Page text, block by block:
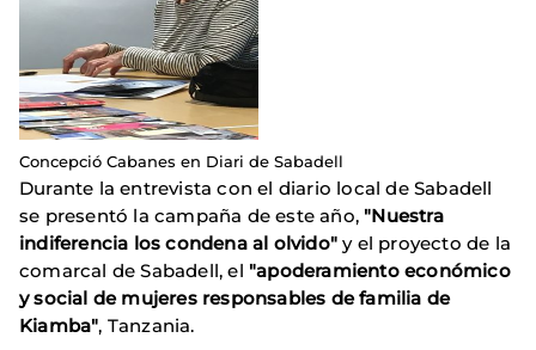
Concepció Cabanes en Diari de Sabadell
Durante la entrevista con el diario local de Sabadell
se presentó la campaña de este año, "Nuestra
indiferencia los condena al olvido" y el proyecto de la
comarcal de Sabadell, el "apoderamiento económico
y social de mujeres responsables de familia de
Kiamba", Tanzania.